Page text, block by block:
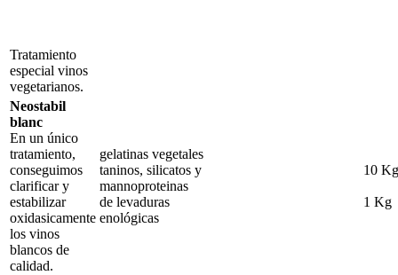
Tratamiento
especial vinos
vegetarianos.
Neostabil
blanc
En un único
tratamiento,
conseguimos
clarificar y
estabilizar
oxidasicamente
los vinos
blancos de
calidad.
gelatinas vegetales
taninos, silicatos y
mannoproteinas
de levaduras
enológicas
10 Kg
1 Kg